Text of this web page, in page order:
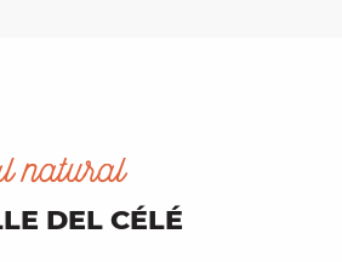
natural
DEL CÉLÉ